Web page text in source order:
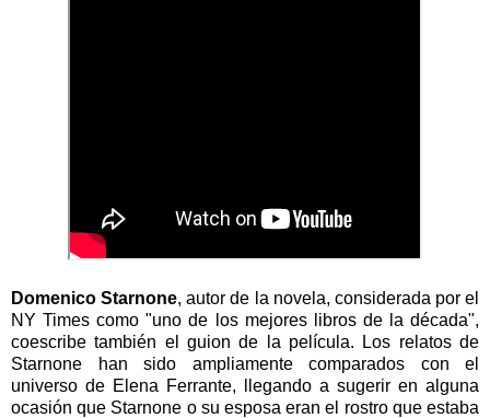
Domenico Starnone, autor de la novela, considerada por el
NY Times como "uno de los mejores libros de la década",
coescribe también el guion de la película. Los relatos de
Starnone han sido ampliamente comparados con el
universo de Elena Ferrante, llegando a sugerir en alguna
ocasión que Starnone o su esposa eran el rostro que estaba